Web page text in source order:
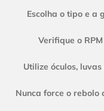
Escolha o tipo e a
Verifique o
Utilize óculos,
Nunca force o rebolo